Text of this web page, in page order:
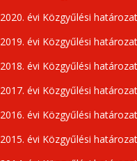
2020. évi Közgyűlési
2019. évi Közgyűlési
2018. évi Közgyűlési
2017. évi Közgyűlési
2016. évi Közgyűlési
2015. évi Közgyűlési